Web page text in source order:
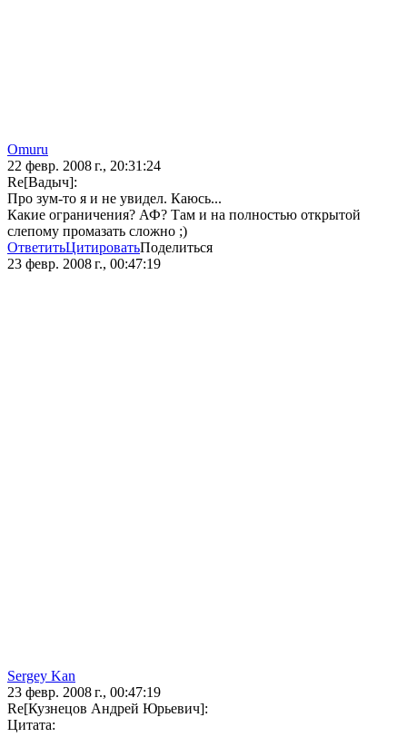
Omuru
22 февр. 2008 г., 20:31:24
Re[Вадыч]:
Про зум-то я и не увидел. Каюсь...
Какие ограничения? АФ? Там и на полностью открытой
слепому промазать сложно ;)
ОтветитьЦитироватьПоделиться
23 февр. 2008 г., 00:47:19
Sergey Kan
23 февр. 2008 г., 00:47:19
Re[Кузнецов Андрей Юрьевич]:
Цитата: